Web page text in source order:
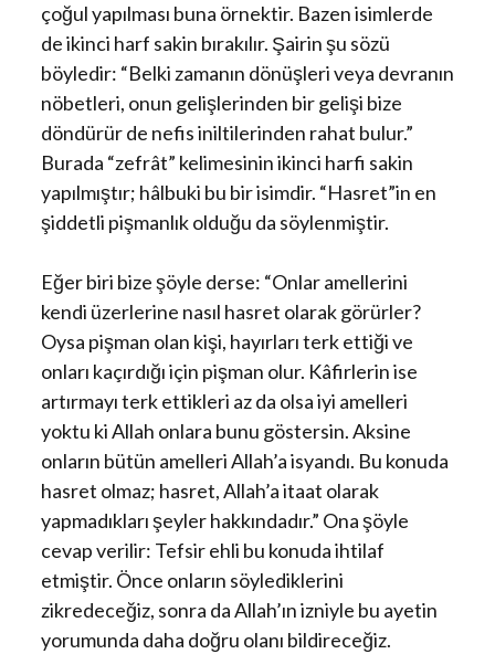
çoğul yapılması buna örnektir. Bazen isimlerde
de ikinci harf sakin bırakılır. Şairin şu sözü
böyledir: “Belki zamanın dönüşleri veya devranın
nöbetleri, onun gelişlerinden bir gelişi bize
döndürür de nefis iniltilerinden rahat bulur.”
Burada “zefrât” kelimesinin ikinci harfi sakin
yapılmıştır; hâlbuki bu bir isimdir. “Hasret”in en
şiddetli pişmanlık olduğu da söylenmiştir.
Eğer biri bize şöyle derse: “Onlar amellerini
kendi üzerlerine nasıl hasret olarak görürler?
Oysa pişman olan kişi, hayırları terk ettiği ve
onları kaçırdığı için pişman olur. Kâfirlerin ise
artırmayı terk ettikleri az da olsa iyi amelleri
yoktu ki Allah onlara bunu göstersin. Aksine
onların bütün amelleri Allah’a isyandı. Bu konuda
hasret olmaz; hasret, Allah’a itaat olarak
yapmadıkları şeyler hakkındadır.” Ona şöyle
cevap verilir: Tefsir ehli bu konuda ihtilaf
etmiştir. Önce onların söylediklerini
zikredeceğiz, sonra da Allah’ın izniyle bu ayetin
yorumunda daha doğru olanı bildireceğiz.